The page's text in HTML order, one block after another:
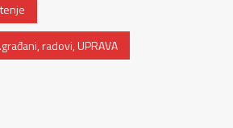
,radovi,UPRAVA